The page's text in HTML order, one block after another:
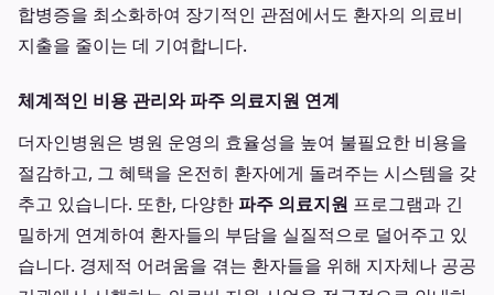
합병증을 최소화하여 장기적인 관점에서도 환자의 의료비
지출을 줄이는 데 기여합니다.
체계적인 비용 관리와 파주 의료지원 연계
더자인병원은 병원 운영의 효율성을 높여 불필요한 비용을
절감하고, 그 혜택을 온전히 환자에게 돌려주는 시스템을 갖
추고 있습니다. 또한, 다양한파주 의료지원 프로그램과 긴
밀하게 연계하여 환자들의 부담을 실질적으로 덜어주고 있
습니다. 경제적 어려움을 겪는 환자들을 위해 지자체나 공공